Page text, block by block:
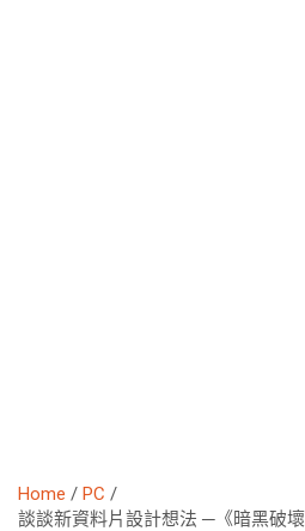
Home
PC
談談新資料片設計想法 ─《暗黑破